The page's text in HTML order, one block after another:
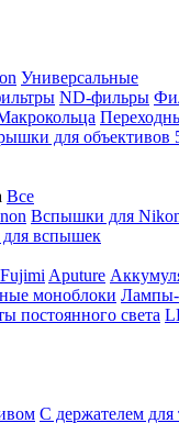
Универсальные
ND-фильры
для объективов
Все
Вспышки для
вспышек
Fujimi Aputure
моноблоки
постоянного света
С держателем для